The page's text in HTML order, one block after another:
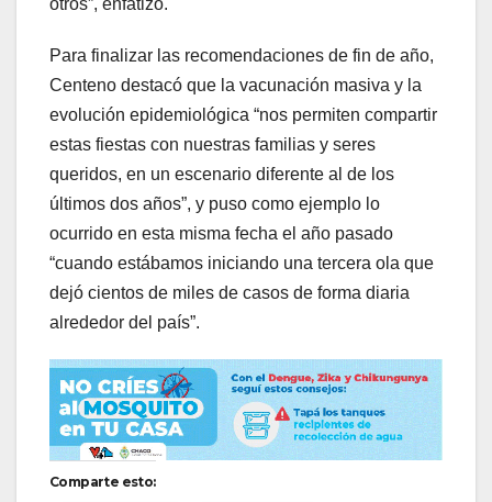
Para finalizar las recomendaciones de fin de año,
Centeno destacó que la vacunación masiva y la
evolución epidemiológica “nos permiten compartir
estas fiestas con nuestras familias y seres
queridos, en un escenario diferente al de los
últimos dos años”, y puso como ejemplo lo
ocurrido en esta misma fecha el año pasado
“cuando estábamos iniciando una tercera ola que
dejó cientos de miles de casos de forma diaria
alrededor del país”.
Comparte esto: